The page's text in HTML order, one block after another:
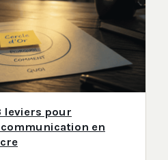
leviers pour
en